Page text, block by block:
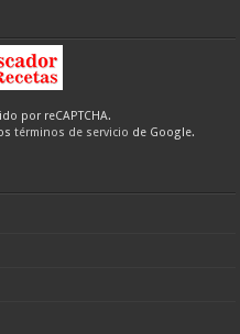
por reCAPTCHA.
términos de servicio de Google.